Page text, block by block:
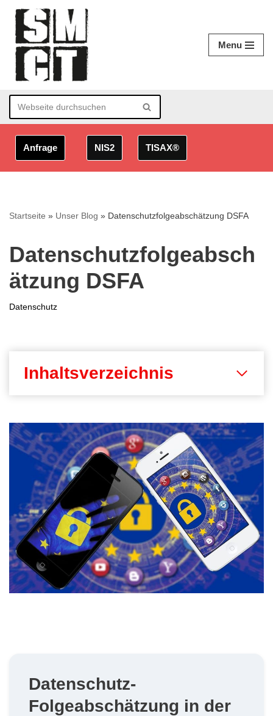
Zum
Inhalt
springen
Menu
Anfrage NIS2 TISAX®
Startseite » Unser Blog » Datenschutzfolgeabschätzung DSFA
Datenschutzfolgeabsch
ätzung DSFA
Datenschutz
Inhaltsverzeichnis
Datenschutz-
Folgeabschätzung in der